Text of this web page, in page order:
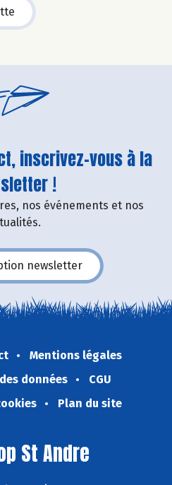
inscrivez-vous à la
!
nos événements et nos
newsletter
Mentions légales
données
CGU
Plan du site
St Andre